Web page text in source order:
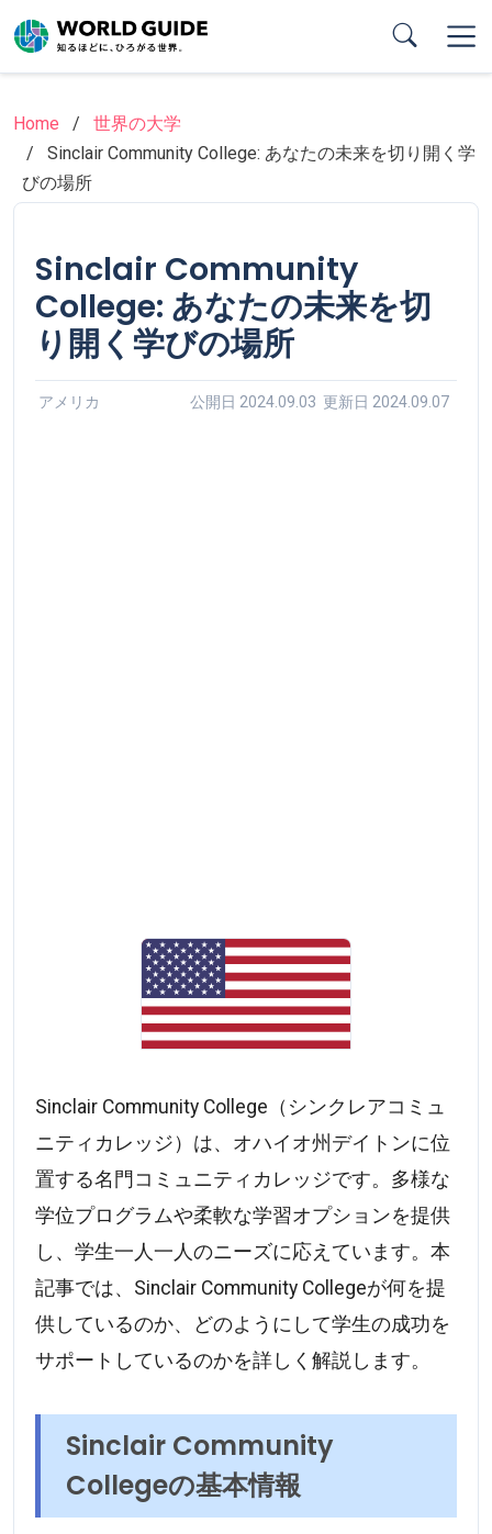
to
main
Home
世界の大学
Sinclair Community College: あなたの未来を切り開く学
びの場所
Sinclair Community
College: あなたの未来を切
り開く学びの場所
アメリカ 公開日 2024.09.03 更新日 2024.09.07
Sinclair Community College（シンクレアコミュ
ニティカレッジ）は、オハイオ州デイトンに位
置する名門コミュニティカレッジです。多様な
学位プログラムや柔軟な学習オプションを提供
し、学生一人一人のニーズに応えています。本
記事では、Sinclair Community Collegeが何を提
供しているのか、どのようにして学生の成功を
サポートしているのかを詳しく解説します。
Sinclair Community
Collegeの基本情報